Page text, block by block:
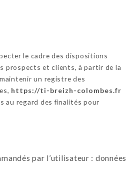
le cadre des dispositions
prospects et clients, à partir de la
un registre des
https://ti-breizh-colombes.fr
au regard des finalités pour
par l’utilisateur : données